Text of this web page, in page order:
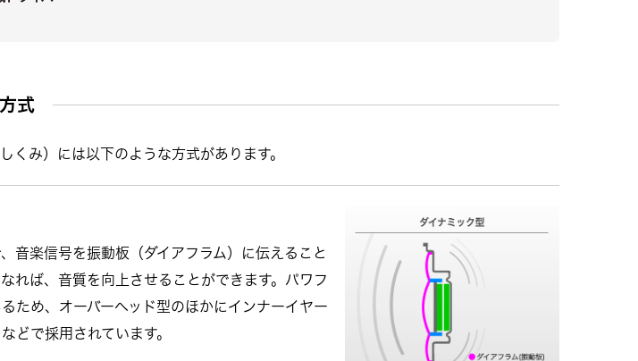
式
くみ）には以下のような方式があります。
音楽信号を振動板（ダイアフラム）に伝えること
れば、音質を向上させることができます。パワフ
ため、オーバーヘッド型のほかにインナーイヤー
どで採用されています。